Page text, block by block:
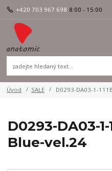
+420 703 967 698 8:00 - 15:00
Úvod SALE D0293-DA03-1-
D0293-DA03-
Blue-vel.24